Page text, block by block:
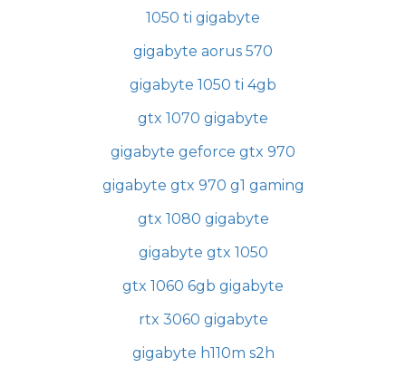
1050 ti gigabyte
gigabyte aorus 570
gigabyte 1050 ti 4gb
gtx 1070 gigabyte
gigabyte geforce gtx 970
gigabyte gtx 970 g1 gaming
gtx 1080 gigabyte
gigabyte gtx 1050
gtx 1060 6gb gigabyte
rtx 3060 gigabyte
gigabyte h110m s2h